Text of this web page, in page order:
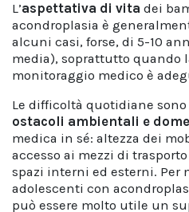
L’aspettativa di vita dei
acondroplasia è
alcuni casi, forse, di 5-10
media), soprattutto quando
monitoraggio medico è
Le difficoltà quotidiane
ostacoli ambientali e
medica in sé: altezza dei
accesso ai mezzi di
spazi interni ed esterni. Per
adolescenti con
può essere molto utile un